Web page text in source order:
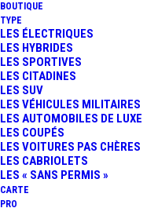
BOUTIQUE
TYPE
LES ÉLECTRIQUES
LES HYBRIDES
LES SPORTIVES
LES CITADINES
LES SUV
LES VÉHICULES MILITAIRES
LES AUTOMOBILES DE LUXE
LES COUPÉS
LES VOITURES PAS CHÈRES
LES CABRIOLETS
LES « SANS PERMIS »
CARTE
PRO
Informations
Catégorie
Marque